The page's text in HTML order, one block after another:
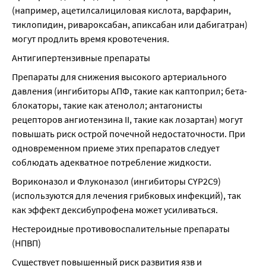
(например, ацетилсалициловая кислота, варфарин,
тиклопидин, ривароксабан, апиксабан или дабигатран)
могут продлить время кровотечения.
Антигипертензивные препараты
Препараты для снижения высокого артериального
давления (ингибиторы АПФ, такие как каптоприл; бета-
блокаторы, такие как атенолол; антагонисты
рецепторов ангиотензина II, такие как лозартан) могут
повышать риск острой почечной недостаточности. При
одновременном приеме этих препаратов следует
соблюдать адекватное потребление жидкости.
Вориконазол и Флуконазол (ингибиторы CYP2C9)
(используются для лечения грибковых инфекций), так
как эффект дексибупрофена может усиливаться.
Нестероидные противовоспалительные препараты
(НПВП)
Существует повышенный риск развития язв и